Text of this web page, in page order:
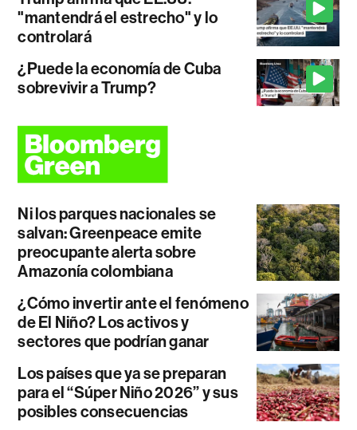
"mantendrá el estrecho" y lo
controlará
¿Puede la economía de Cuba
sobrevivir a Trump?
Ni los parques nacionales se
salvan: Greenpeace emite
preocupante alerta sobre
Amazonía colombiana
¿Cómo invertir ante el fenómeno
de El Niño? Los activos y
sectores que podrían ganar
Los países que ya se preparan
para el “Súper Niño 2026” y sus
posibles consecuencias